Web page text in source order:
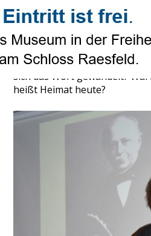
Veröffentlicht von R. Beering
Tags:Heimat
Plötzlich ist wieder überall
Landmagazinen, auf
„Wir-schaffen-das“-Thema
sich das Wort gewandelt?
heißt Heimat heute?